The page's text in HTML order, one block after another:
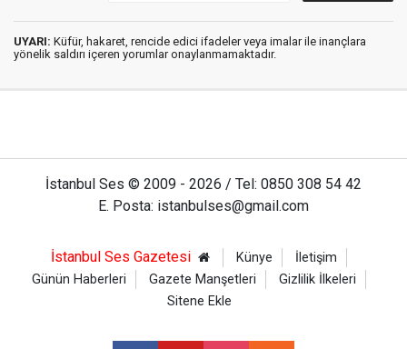
UYARI: Küfür, hakaret, rencide edici ifadeler veya imalar ile inançlara
yönelik saldırı içeren yorumlar onaylanmamaktadır.
İstanbul Ses © 2009 - 2026 / Tel: 0850 308 54 42
E. Posta: istanbulses@gmail.com
İstanbul Ses Gazetesi Künye
İletişim
Günün Haberleri
Gazete Manşetleri
Gizlilik İlkeleri
Sitene Ekle